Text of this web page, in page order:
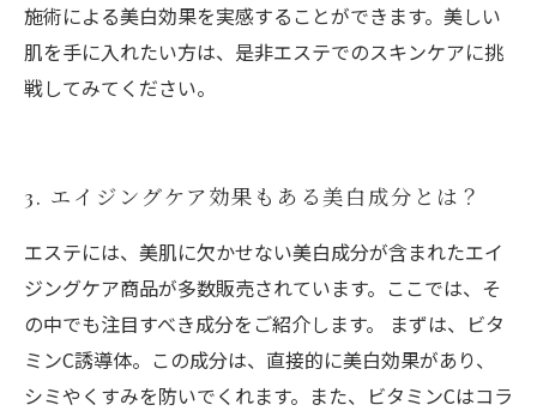
施術による美白効果を実感することができます。美しい
肌を手に入れたい方は、是非エステでのスキンケアに挑
戦してみてください。
3. エイジングケア効果もある美白成分とは？
エステには、美肌に欠かせない美白成分が含まれたエイ
ジングケア商品が多数販売されています。ここでは、そ
の中でも注目すべき成分をご紹介します。 まずは、ビタ
ミンC誘導体。この成分は、直接的に美白効果があり、
シミやくすみを防いでくれます。また、ビタミンCはコラ